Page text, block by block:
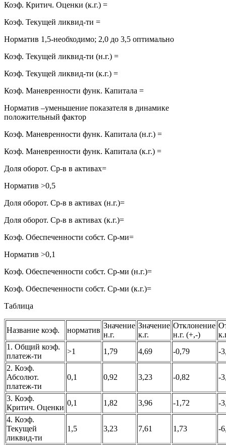
Коэф. Критич. Оценки (к.г.) =
Коэф. Текущей ликвид-ти =
Норматив 1,5-необходимо; 2,0 до 3,5 оптимально
Коэф. Текущей ликвид-ти (н.г.) =
Коэф. Текущей ликвид-ти (к.г.) =
Коэф. Маневренности функ. Капитала =
Норматив –уменьшение показателя в динамике
положительный фактор
Коэф. Маневренности функ. Капитала (н.г.) =
Коэф. Маневренности функ. Капитала (к.г.) =
Доля оборот. Ср-в в активах=
Норматив >0,5
Доля оборот. Ср-в в активах (н.г.)=
Доля оборот. Ср-в в активах (к.г.)=
Коэф. Обеспеченности собст. Ср-ми=
Норматив >0,1
Коэф. Обеспеченности собст. Ср-ми (н.г.)=
Коэф. Обеспеченности собст. Ср-ми (к.г.)=
Таблица
Название коэф. норматив
Значение
н.г.
Значение
к.г.
Отклонение
н.г. (+,-)
1. Общий коэф.
платеж-ти
>1 1,79 4,69 -0,79
-
2. Коэф.
Абсолют.
платеж-ти
0,1 0,92 3,23 -0,82 -
3. Коэф.
Критич. Оценки
0,1 1,82 3,96 -1,72
-
4. Коэф.
Текущей
ликвид-ти
1,5 3,23 7,61 1,73 -